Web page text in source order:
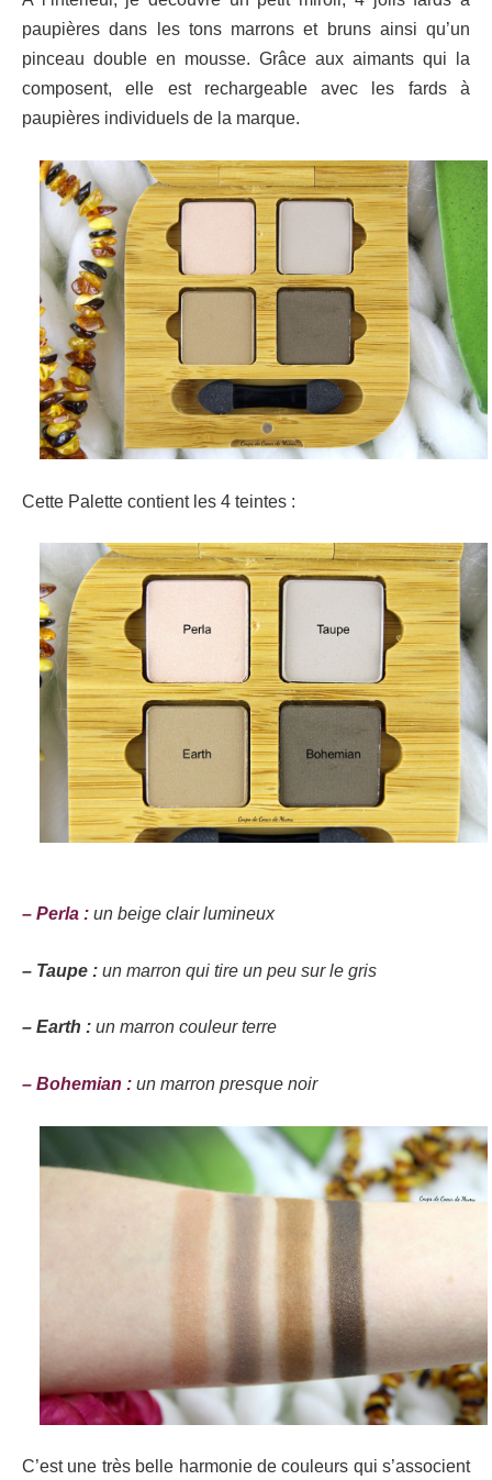
paupières dans les tons marrons et bruns ainsi qu’un
pinceau double en mousse. Grâce aux aimants qui la
composent, elle est rechargeable avec les fards à
paupières individuels de la marque.
Cette Palette contient les 4 teintes :
– Perla : un beige clair lumineux
– Taupe : un marron qui tire un peu sur le gris
– Earth : un marron couleur terre
– Bohemian : un marron presque noir
C’est une très belle harmonie de couleurs qui s’associent